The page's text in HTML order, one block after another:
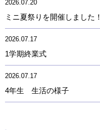
2026.07.20
ミニ夏祭りを開催しました！
2026.07.17
1学期終業式
2026.07.17
4年生 生活の様子